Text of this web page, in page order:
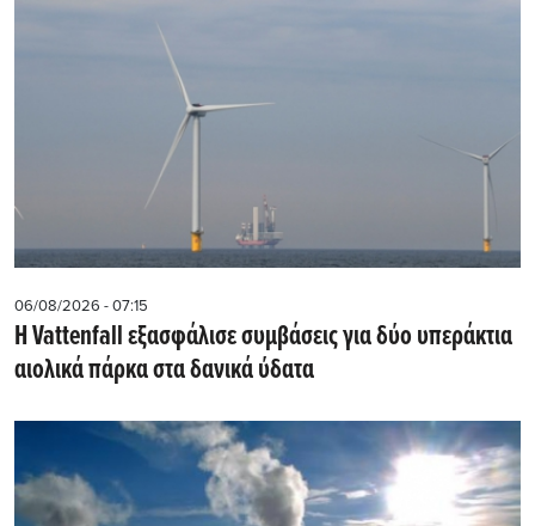
06/08/2026 - 07:15
Η Vattenfall εξασφάλισε συμβάσεις για δύο υπεράκτια
αιολικά πάρκα στα δανικά ύδατα